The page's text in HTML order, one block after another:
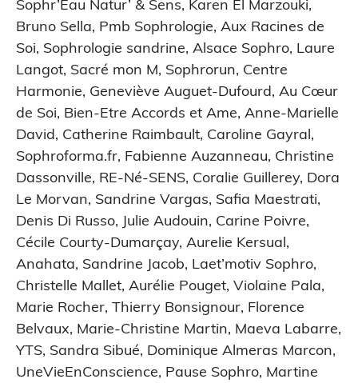
Sophr’Eau Natur’ & Sens, Karen El Marzouki,
Bruno Sella, Pmb Sophrologie, Aux Racines de
Soi, Sophrologie sandrine, Alsace Sophro, Laure
Langot, Sacré mon M, Sophrorun, Centre
Harmonie, Geneviève Auguet-Dufourd, Au Cœur
de Soi, Bien-Etre Accords et Ame, Anne-Marielle
David, Catherine Raimbault, Caroline Gayral,
Sophroforma.fr, Fabienne Auzanneau, Christine
Dassonville, RE-Né-SENS, Coralie Guillerey, Dora
Le Morvan, Sandrine Vargas, Safia Maestrati,
Denis Di Russo, Julie Audouin, Carine Poivre,
Cécile Courty-Dumarçay, Aurelie Kersual,
Anahata, Sandrine Jacob, Laet’motiv Sophro,
Christelle Mallet, Aurélie Pouget, Violaine Pala,
Marie Rocher, Thierry Bonsignour, Florence
Belvaux, Marie-Christine Martin, Maeva Labarre,
YTS, Sandra Sibué, Dominique Almeras Marcon,
UneVieEnConscience, Pause Sophro, Martine